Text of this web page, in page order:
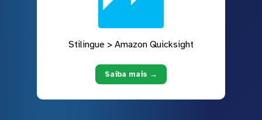
Stilingue > Amazon Quicksight
Saiba mais →